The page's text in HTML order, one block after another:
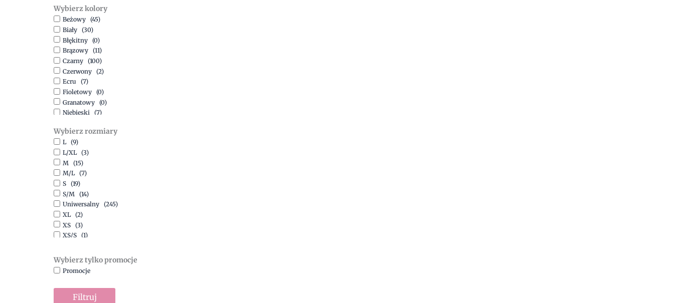
500,00zł-1500,00
Wybierz kolory
Beżowy (45)
Biały (30)
Błękitny (0)
Brązowy (11)
Czarny (100)
Czerwony (2)
Ecru
(7)
Fioletowy (0)
Granatowy (0)
Niebieski (7)
Pomarańczowy
(2)
Różowy
Srebrny
Szary
Turkusowy
Zielony
Złoty
(1)
Wybierz rozmiary
L (9)
L/XL (3)
M (15)
M/L (7)
S (19)
S/M (14)
Uniwersalny (245)
XL (2)
XS (3)
XS/S (1)
Wybierz tylko promocje
Promocje
Filtruj